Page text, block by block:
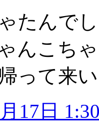
たんで
んこち
って来
17日